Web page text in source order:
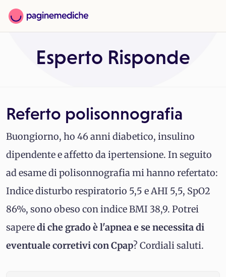
Esperto Risponde
Referto polisonnografia
Buongiorno, ho 46 anni diabetico, insulino
dipendente e affetto da ipertensione. In seguito
ad esame di polisonnografia mi hanno refertato:
Indice disturbo respiratorio 5,5 e AHI 5,5, SpO2
86%, sono obeso con indice BMI 38,9. Potrei
saperedi che grado è l'apnea e se necessita di
eventuale corretivi con Cpap? Cordiali saluti.